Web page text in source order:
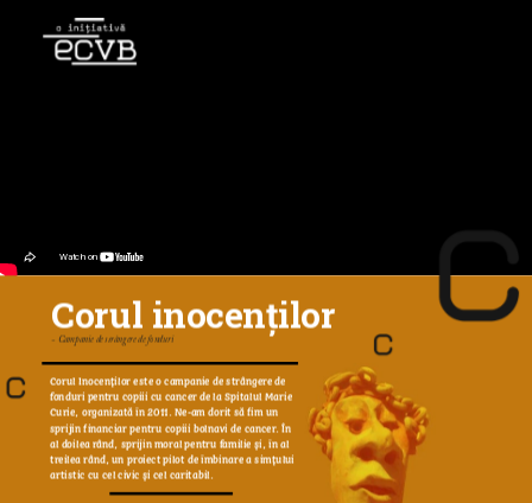
Corul inocenților
- Campanie de strângere de fonduri
Corul Inocenţilor este o campanie de strângere de
fonduri pentru copiii cu cancer de la Spitalul Marie
Curie, organizată în 2011. Ne-am dorit să fim un
sprijin financiar pentru copiii bolnavi de cancer. În
al doilea rând, sprijin moral pentru familie şi, în al
treilea rând, un proiect pilot de îmbinare a simţului
artistic cu cel civic şi cel caritabil.